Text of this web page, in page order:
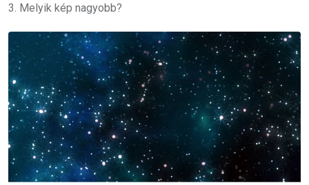
3. Melyik kép nagyobb?